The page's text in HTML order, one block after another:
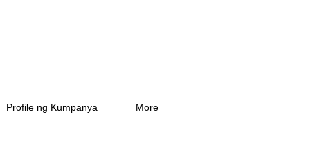
Profile ng Kumpanya More